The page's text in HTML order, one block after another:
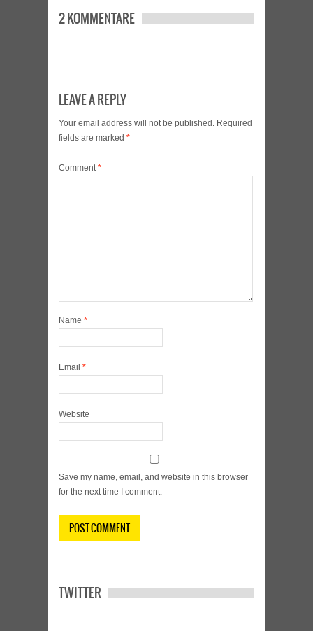
2 KOMMENTARE
LEAVE A REPLY
Your email address will not be published. Required
fields are marked *
Comment*
Name *
Email *
Website
Save my name, email, and website in this browser
for the next time I comment.
TWITTER